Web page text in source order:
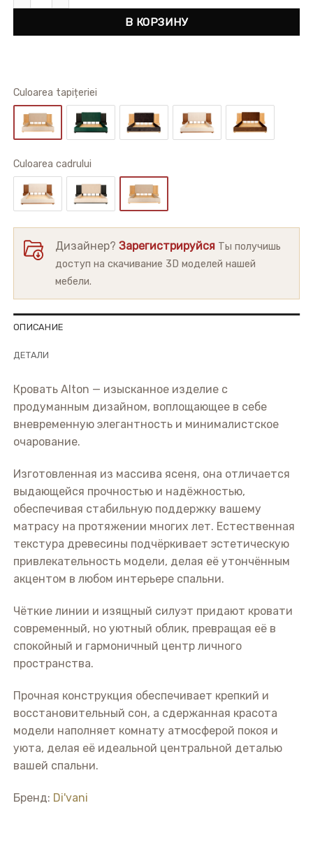
В КОРЗИНУ
Culoarea tapițeriei
Сuloarea cadrului
Дизайнер?Зарегистрируйся Ты получишь
доступ на скачивание 3D моделей нашей
мебели.
ОПИСАНИЕ
ДЕТАЛИ
Кровать Alton — изысканное изделие с
продуманным дизайном, воплощающее в себе
вневременную элегантность и минималистское
очарование.
Изготовленная из массива ясеня, она отличается
выдающейся прочностью и надёжностью,
обеспечивая стабильную поддержку вашему
матрасу на протяжении многих лет. Естественная
текстура древесины подчёркивает эстетическую
привлекательность модели, делая её утончённым
акцентом в любом интерьере спальни.
Чёткие линии и изящный силуэт придают кровати
современный, но уютный облик, превращая её в
спокойный и гармоничный центр личного
пространства.
Прочная конструкция обеспечивает крепкий и
восстановительный сон, а сдержанная красота
модели наполняет комнату атмосферой покоя и
уюта, делая её идеальной центральной деталью
вашей спальни.
Бренд: Di'vani